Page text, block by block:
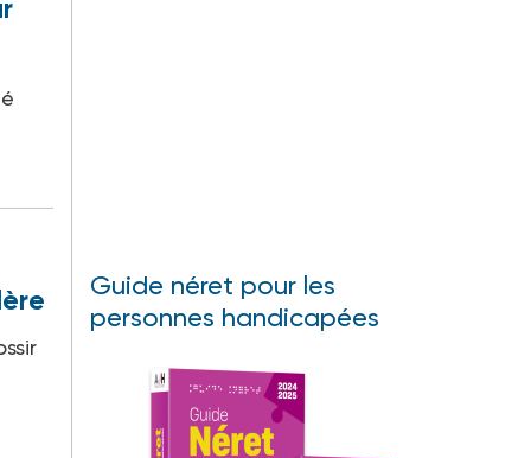
Guide néret pour les
personnes handicapées